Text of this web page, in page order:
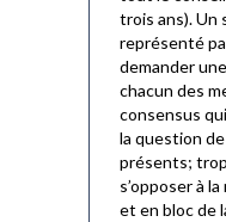
trois ans). Un
représenté
demander
chacun des
consensus
la question
présents;
s’opposer à
et en bloc de